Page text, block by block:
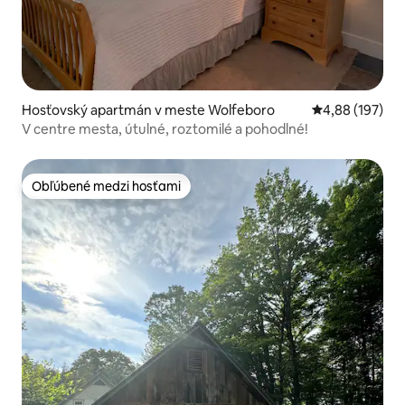
Hosťovský apartmán v meste Wolfeboro Priemerné
4,88 (197)
V centre mesta, útulné, roztomilé a pohodlné!
Obľúbené medzi hosťami
Obľúbené medzi hosťami